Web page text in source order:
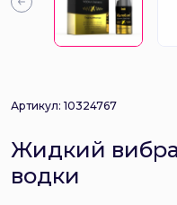
Артикул: 10324767
Жидкий
водки